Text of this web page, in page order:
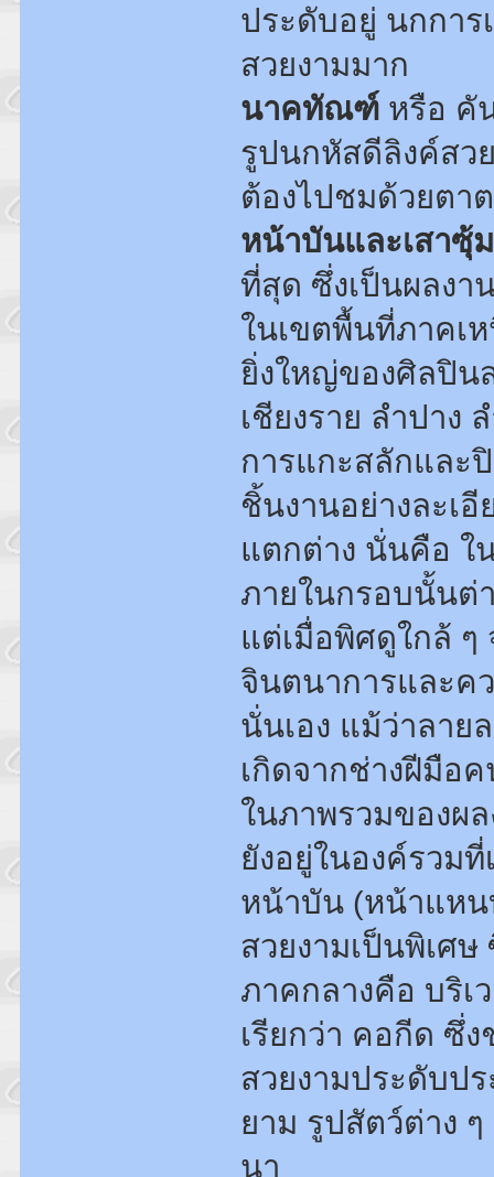
ประดับอยู่ นกการ
สวยงามมาก
นาคทัณฑ์หรือ คั
รูปนกหัสดีลิงค์สว
ต้องไปชมด้วยตา
หน้าบันและเสาซุ้
ที่สุด ซึ่งเป็นผลงา
ในเขตพื้นที่ภาคเ
ยิ่งใหญ่ของศิลปิน
เชียงราย ลำปาง
การแกะสลักและ
ชิ้นงานอย่างละเ
แตกต่าง นั่นคือ ใ
ภายในกรอบนั้นต่
แต่เมื่อพิศดูใกล้ ๆ
จินตนาการและค
นั่นเอง แม้ว่าลาย
เกิดจากช่างฝีมือ
ในภาพรวมของผ
ยังอยู่ในองค์รวม
หน้าบัน (หน้าแหน
สวยงามเป็นพิเศ
ภาคกลางคือ บริเ
เรียกว่า คอกีด ซึ่
สวยงามประดับป
ยาม รูปสัตว์ต่าง
นา